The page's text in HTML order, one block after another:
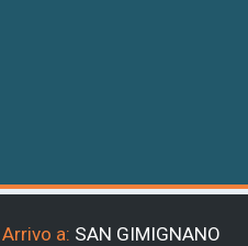
Arrivo a: SAN GIMIGNANO